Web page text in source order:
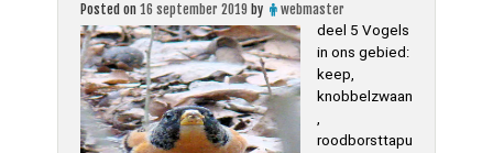
knobbelzwaan”
steenuil,
knobbelzwaan
Posted on 16 september 2019 by
webmaster
deel 5 Vogels
in ons gebied:
keep,
knobbelzwaan
,
roodborsttapu